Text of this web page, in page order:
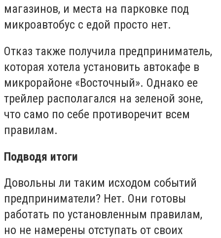
магазинов, и места на парковке под
микроавтобус с едой просто нет.
Отказ также получила предприниматель,
которая хотела установить автокафе в
микрорайоне «Восточный». Однако ее
трейлер располагался на зеленой зоне,
что само по себе противоречит всем
правилам.
Подводя итоги
Довольны ли таким исходом событий
предприниматели? Нет. Они готовы
работать по установленным правилам,
но не намерены отступать от своих